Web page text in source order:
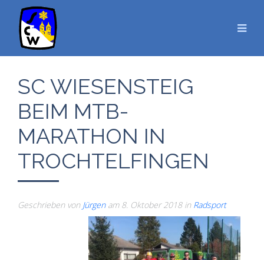
SC WIESENSTEIG
BEIM MTB-
MARATHON IN
TROCHTELFINGEN
Geschrieben von Jürgenam 8. Oktober 2018in Radsport